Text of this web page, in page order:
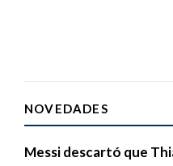
NOVEDADES
Messi descartó que